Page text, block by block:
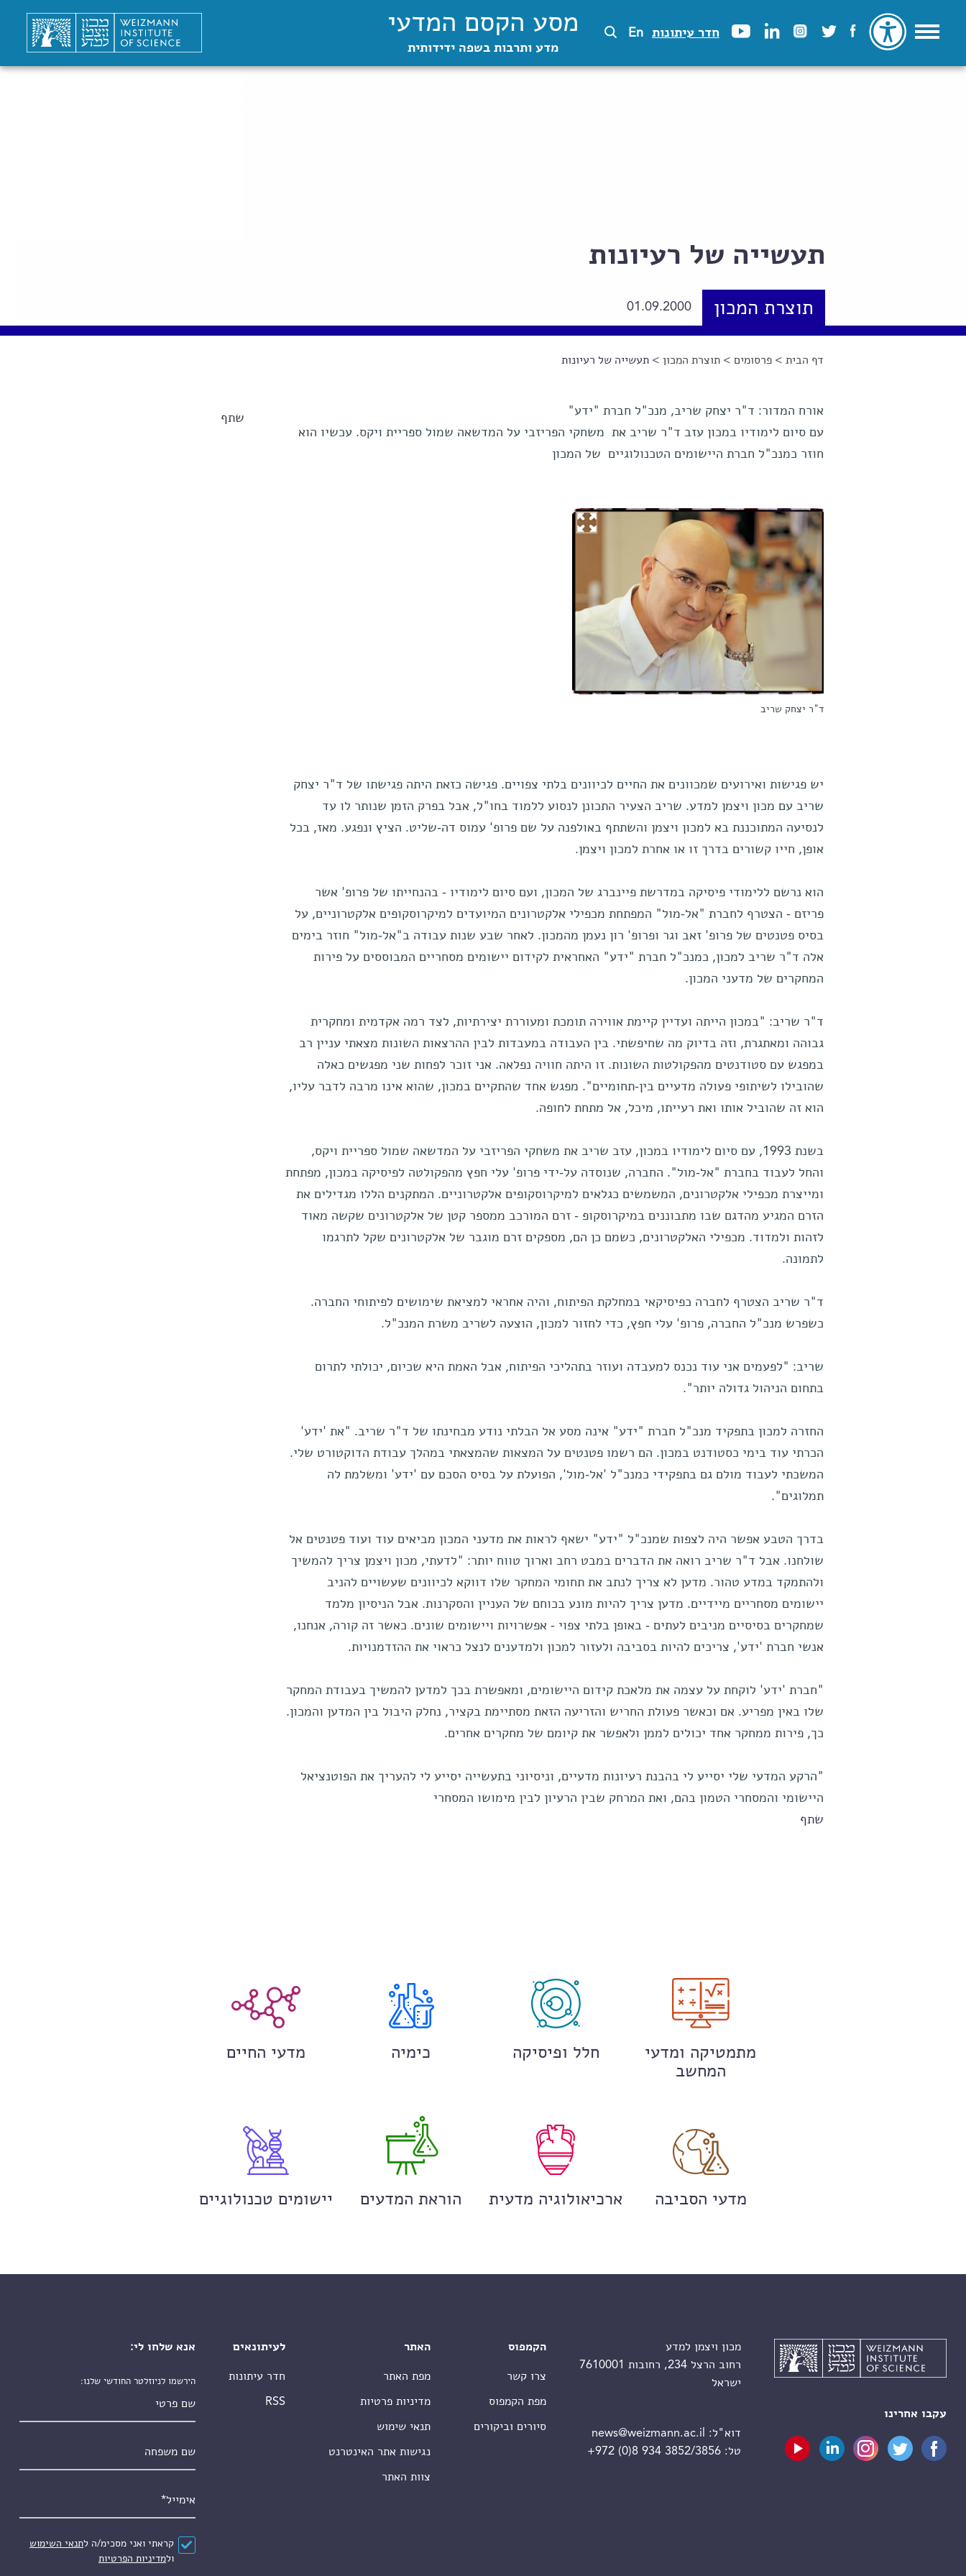
חדר עיתונות En מסע הקסם המדעי
מדע ותרבות בשפה ידידותית
תעשייה של רעיונות
תוצרת המכון 01.09.2000
הינך נמצא כאן
דף הבית >פרסומים >תוצרת המכון > תעשייה של רעיונות
שתף
אורח המדור: ד"ר יצחק שריב, מנכ"ל חברת "ידע"
עם סיום לימודיו במכון עזב ד"ר שריב את משחקי הפריזבי על המדשאה שמול ספריית ויקס. עכשיו הוא
חוזר כמנכ"ל חברת היישומים הטכנולוגיים של המכון
ד"ר יצחק שריב
יש פגישות ואירועים שמכוונים את החיים לכיוונים בלתי צפויים. פגישה כזאת היתה פגישתו של ד"ר יצחק
שריב עם מכון ויצמן למדע. שריב הצעיר התכונן לנסוע ללמוד בחו"ל, אבל בפרק הזמן שנותר לו עד
לנסיעה המתוכננת בא למכון ויצמן והשתתף באולפנה על שם פרופ' עמוס דה-שליט. הציץ ונפגע. מאז, בכל
אופן, חייו קשורים בדרך זו או אחרת למכון ויצמן.
הוא נרשם ללימודי פיסיקה במדרשת פיינברג של המכון, ועם סיום לימודיו - בהנחייתו של פרופ' אשר
פריזם - הצטרף לחברת "אל-מול" המפתחת מכפילי אלקטרונים המיועדים למיקרוסקופים אלקטרוניים, על
בסיס פטנטים של פרופ' זאב וגר ופרופ' רון נעמן מהמכון. לאחר שבע שנות עבודה ב"אל-מול" חוזר בימים
אלה ד"ר שריב למכון, כמנכ"ל חברת "ידע" האחראית לקידום יישומים מסחריים המבוססים על פירות
המחקרים של מדעני המכון.
ד"ר שריב: "במכון הייתה ועדיין קיימת אווירה תומכת ומעוררת יצירתיות, לצד רמה אקדמית ומחקרית
גבוהה ומאתגרת, וזה בדיוק מה שחיפשתי. בין העבודה במעבדות לבין ההרצאות השונות מצאתי עניין רב
במפגש עם סטודנטים מהפקולטות השונות. זו היתה חוויה נפלאה. אני זוכר לפחות שני מפגשים כאלה
שהובילו לשיתופי פעולה מדעיים בין-תחומיים". מפגש אחד שהתקיים במכון, שהוא אינו מרבה לדבר עליו,
הוא זה שהוביל אותו ואת רעייתו, מיכל, אל מתחת לחופה.
בשנת 1993, עם סיום לימודיו במכון, עזב שריב את משחקי הפריזבי על המדשאה שמול ספריית ויקס,
והחל לעבוד בחברת "אל-מול". החברה, שנוסדה על-ידי פרופ' עלי חפץ מהפקולטה לפיסיקה במכון, מפתחת
ומייצרת מכפילי אלקטרונים, המשמשים כגלאים למיקרוסקופים אלקטרוניים. המתקנים הללו מגדילים את
הזרם המגיע מהדגם שבו מתבוננים במיקרוסקופ - זרם המורכב ממספר קטן של אלקטרונים שקשה מאוד
לזהות ולמדוד. מכפילי האלקטרונים, כשמם כן הם, מספקים זרם מוגבר של אלקטרונים שקל לתרגמו
לתמונה.
ד"ר שריב הצטרף לחברה כפיסיקאי במחלקת הפיתוח, והיה אחראי למציאת שימושים לפיתוחי החברה.
כשפרש מנכ"ל החברה, פרופ' עלי חפץ, כדי לחזור למכון, הוצעה לשריב משרת המנכ"ל.
שריב: "לפעמים אני עוד נכנס למעבדה ועוזר בתהליכי הפיתוח, אבל האמת היא שכיום, יכולתי לתרום
בתחום הניהול גדולה יותר".
החזרה למכון בתפקיד מנכ"ל חברת "ידע" אינה מסע אל הבלתי נודע מבחינתו של ד"ר שריב. "את 'ידע'
הכרתי עוד בימי כסטודנט במכון. הם רשמו פטנטים על המצאות שהמצאתי במהלך עבודת הדוקטורט שלי.
המשכתי לעבוד מולם גם בתפקידי כמנכ"ל 'אל-מול', הפועלת על בסיס הסכם עם 'ידע' ומשלמת לה
תמלוגים".
בדרך הטבע אפשר היה לצפות שמנכ"ל "ידע" ישאף לראות את מדעני המכון מביאים עוד ועוד פטנטים אל
שולחנו. אבל ד"ר שריב רואה את הדברים במבט רחב וארוך טווח יותר: "לדעתי, מכון ויצמן צריך להמשיך
ולהתמקד במדע טהור. מדען לא צריך לנתב את תחומי המחקר שלו דווקא לכיוונים שעשויים להניב
יישומים מסחריים מיידיים. מדען צריך להיות מונע בכוחם של העניין והסקרנות. אבל הניסיון מלמד
שמחקרים בסיסיים מניבים לעתים - באופן בלתי צפוי - אפשרויות ויישומים שונים. כאשר זה קורה, אנחנו,
אנשי חברת 'ידע', צריכים להיות בסביבה ולעזור למכון ולמדענים לנצל כראוי את ההזדמנויות.
"חברת 'ידע' לוקחת על עצמה את מלאכת קידום היישומים, ומאפשרת בכך למדען להמשיך בעבודת המחקר
שלו באין מפריע. אם וכאשר פעולת החריש והזריעה הזאת מסתיימת בקציר, נחלק היבול בין המדען והמכון.
כך, פירות ממחקר אחד יכולים לממן ולאפשר את קיומם של מחקרים אחרים.
"הרקע המדעי שלי יסייע לי בהבנת רעיונות מדעיים, וניסיוני בתעשייה יסייע לי להעריך את הפוטנציאל
היישומי והמסחרי הטמון בהם, ואת המרחק שבין הרעיון לבין מימושו המסחרי
שתף
מתמטיקה ומדעי
המחשב
חלל ופיסיקה כימיה מדעי החיים
מדעי הסביבה ארכיאולוגיה מדעית הוראת המדעים יישומים טכנולוגיים
עקבו אחרינו
מכון ויצמן למדע
רחוב הרצל 234, רחובות 7610001
ישראל
דוא"ל:
news@weizmann.ac.il
טל:+972 (0)8 934 3852/3856
הקמפוס
צרו קשר
מפת הקמפוס
סיורים וביקורים
האתר
מפת האתר
מדיניות פרטיות
תנאי שימוש
נגישות אתר האינטרנט
צוות האתר
לעיתונאים
חדר עיתונות
RSS
אנא שלחו לי:
הירשמו לניוזלטר החודשי שלנו:
הסכם*
קראתי ואני מסכימ/ה לתנאי השימוש
ולמדיניות הפרטיות